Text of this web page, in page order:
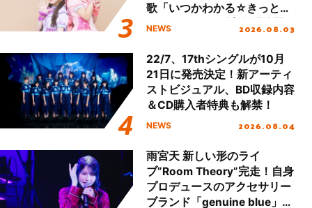
歌「いつかわかる☆きっとあ
える」TVサイズ先行配信開
NEWS 2026.08.03
22/7、17thシングルが10月
21日に発売決定！新アーティ
ストビジュアル、BD収録内容
＆CD購入者特典も解禁！
NEWS 2026.08.04
雨宮天 新しい形のライ
ブ”Room Theory”完走！自身
プロデュースのアクセサリー
ブランド「genuine blue」の